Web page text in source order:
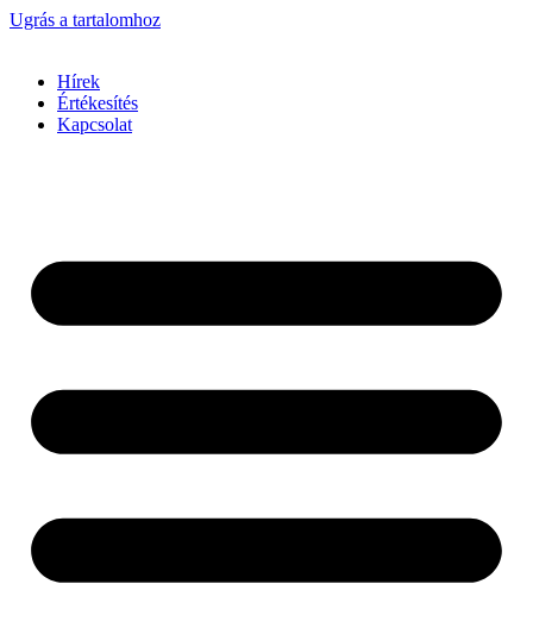
Ugrás a tartalomhoz
Hírek
Értékesítés
Kapcsolat